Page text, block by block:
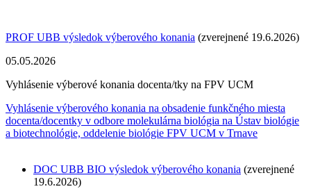
​​​​​​​PROF UBB výsledok výberového konania (zverejnené 19.6.2026)
05.05.2026
Vyhlásenie výberové konania docenta/tky na FPV UCM
Vyhlásenie výberového konania na obsadenie funkčného miesta
docenta/docentky v odbore molekulárna biológia na Ústav biológie
a biotechnológie, oddelenie biológie FPV UCM v Trnave
DOC UBB BIO výsledok výberového konania (zverejnené
19.6.2026)